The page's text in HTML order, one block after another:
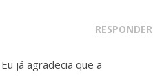
RESPONDER
já agradecia que a